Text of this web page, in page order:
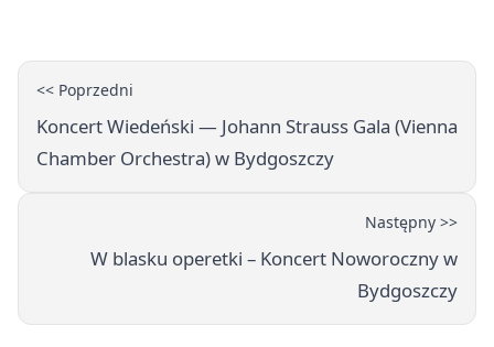
<< Poprzedni
Koncert Wiedeński — Johann Strauss Gala (Vienna
Chamber Orchestra) w Bydgoszczy
Następny >>
W blasku operetki – Koncert Noworoczny w
Bydgoszczy